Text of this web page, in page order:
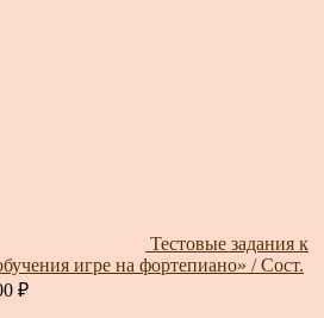
Тестовые задания к
игре на фортепиано» / Сост.
₽